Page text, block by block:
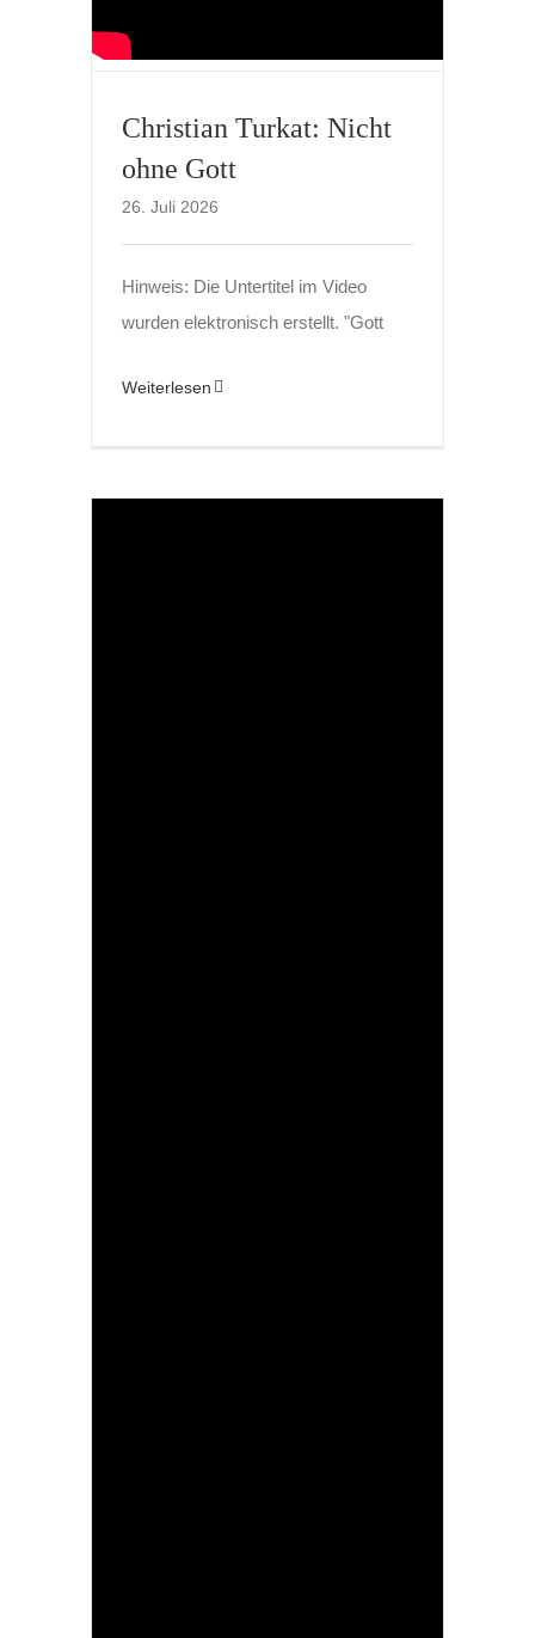
Christian Turkat: Nicht
ohne Gott
26. Juli 2026
Hinweis: Die Untertitel im Video
wurden elektronisch erstellt. "Gott
Weiterlesen